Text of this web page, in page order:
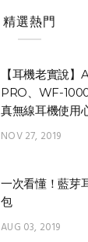
精選熱門
【耳機老實說
PRO、WF-
真無線耳機使用
NOV 27, 2019
一次看懂！藍芽
包
AUG 03, 2019